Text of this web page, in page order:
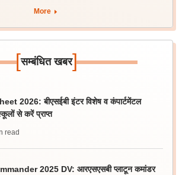
More
[सम्बंधित खबर]
2026: बीएसईबी इंटर विशेष व कंपार्टमेंटल
से करें प्राप्त
read
2025 DV: आरएसएसबी प्लाटून कमांडर